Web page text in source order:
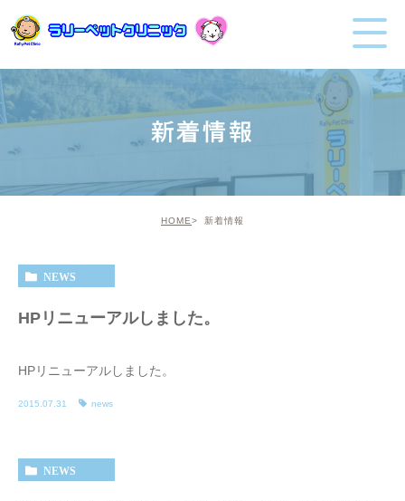
新着情報
HOME 新着情報
NEWS
HPリニューアルしました。
HPリニューアルしました。
2015.07.31 news
NEWS